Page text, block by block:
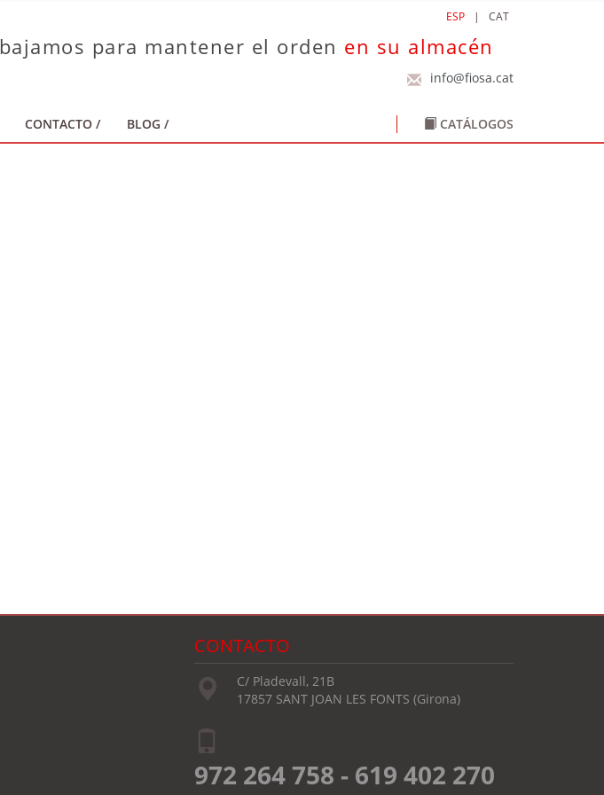
ESP | CAT
para mantener el orden en su almacén
info@fiosa.cat
CONTACTO / BLOG / CATÁLOGOS
CONTACTO
C/ Pladevall, 21B
17857 SANT JOAN LES FONTS (Girona)
972 264 758 - 619 402 270